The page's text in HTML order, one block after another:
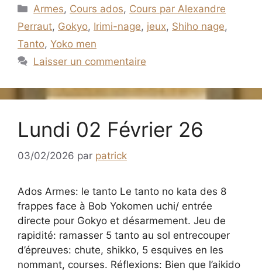
Catégories
Armes, Cours ados, Cours par Alexandre
Perraut, Gokyo, Irimi-nage, jeux, Shiho nage,
Tanto, Yoko men
Laisser un commentaire
Lundi 02 Février 26
03/02/2026 par patrick
Ados Armes: le tanto Le tanto no kata des 8
frappes face à Bob Yokomen uchi/ entrée
directe pour Gokyo et désarmement. Jeu de
rapidité: ramasser 5 tanto au sol entrecouper
d’épreuves: chute, shikko, 5 esquives en les
nommant, courses. Réflexions: Bien que l’aikido